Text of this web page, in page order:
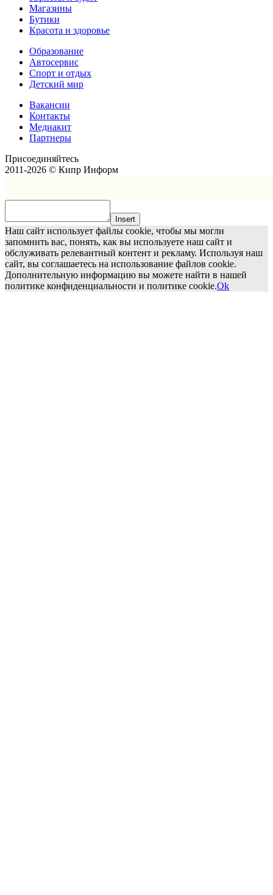
Магазины
Бутики
Красота и здоровье
Образование
Автосервис
Спорт и отдых
Детский мир
Вакансии
Контакты
Медиакит
Партнеры
Присоединяйтесь
2011-2026 © Кипр Информ
Insert
Наш сайт использует файлы cookie, чтобы мы могли
запомнить вас, понять, как вы используете наш сайт и
обслуживать релевантный контент и рекламу. Используя наш
сайт, вы соглашаетесь на использование файлов cookie.
Дополнительную информацию вы можете найти в нашей
политике конфиденциальности и политике cookie.Ok